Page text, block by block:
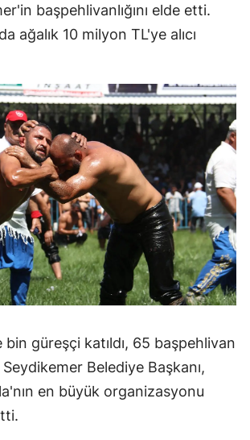
başpehlivanlığını elde etti.
ağalık 10 milyon TL'ye alıcı
bin güreşçi katıldı, 65 başpehlivan
Belediye Başkanı,
en büyük organizasyonu